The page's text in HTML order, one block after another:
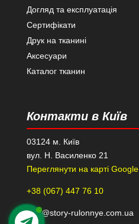
Догляд та експлуатація
Сертифікати
Друк на тканині
Аксесуари
Каталог тканин
Контакти в Київ
03124 м. Київ
вул. Н. Василенко 21
Переглянути на карті Google
+38 (067) 447 76 10
kiev@story-rulonnye.com.ua